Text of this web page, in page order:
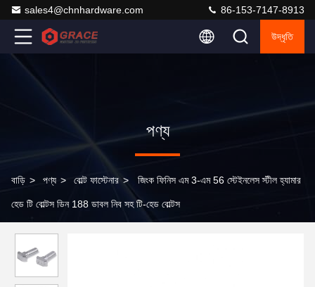
sales4@chnhardware.com 86-153-7147-8913
উদ্ধৃতি
পণ্য
বাড়ি > পণ্য > বোল্ট ফাস্টেনার > জিংক ফিনিস এম 3-এম 56 স্টেইনলেস স্টীল হ্যামার
হেড টি বোল্টস ডিন 188 ডাবল নিব সহ টি-হেড বোল্টস